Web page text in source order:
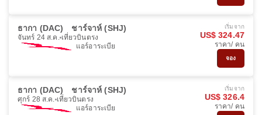
ธากา (DAC) ชาร์จาห์ (SHJ)
จันทร์ 24 ส.ค. เที่ยวบินตรง
แอร์อาระเบีย
เริ่มจาก
US$ 324.47
ราคา/ คน
จอง
ธากา (DAC) ชาร์จาห์ (SHJ)
ศุกร์ 28 ส.ค. เที่ยวบินตรง
แอร์อาระเบีย
เริ่มจาก
US$ 326.4
ราคา/ คน